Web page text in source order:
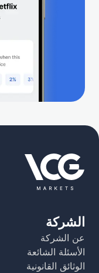
الشركة
عن الشركة
الأسئلة الشائعة
الوثائق القانونية